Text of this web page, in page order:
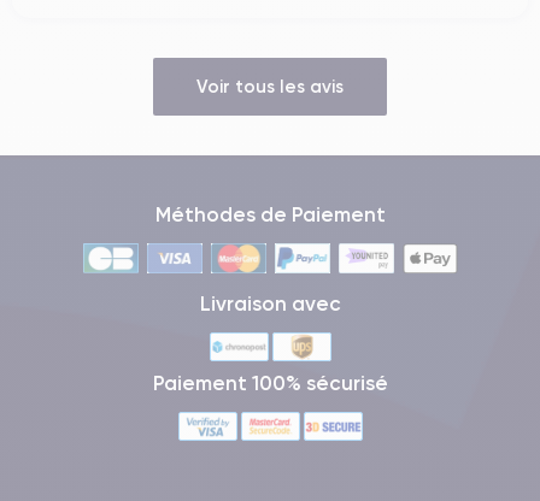
Voir tous les avis
Méthodes de Paiement
Livraison avec
Paiement 100% sécurisé